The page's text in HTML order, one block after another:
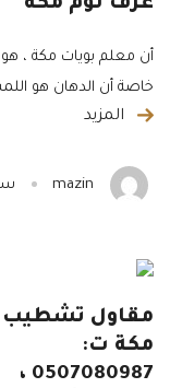
غرف نوم مكة
أن معلم بويات مكة ، هو
خاصة أن الدهان هو
المزيد
mazin
مقاول تشطيب
مكة ت:
0507080987 ،